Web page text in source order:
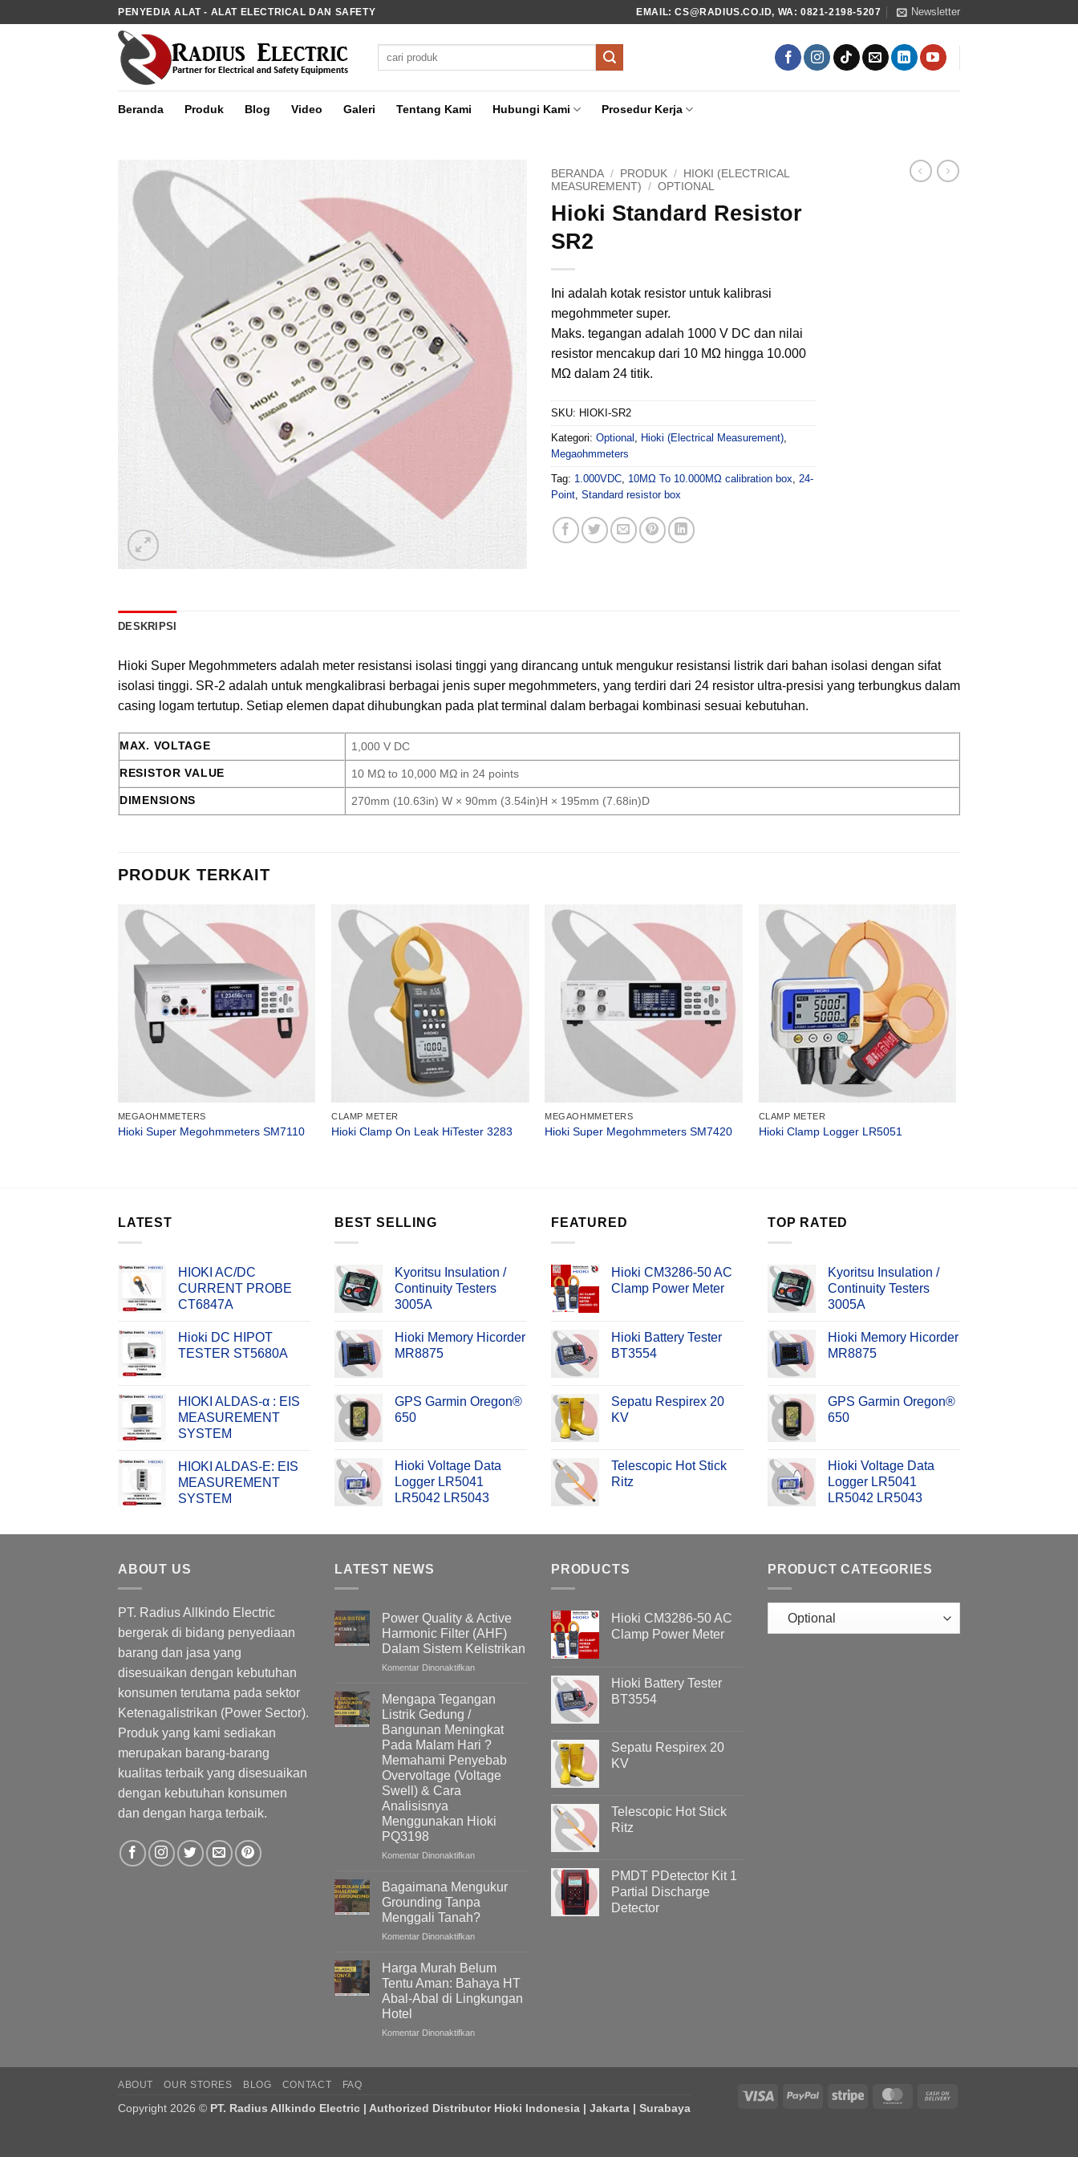
PENYEDIA ALAT - ALAT ELECTRICAL DAN SAFETY EMAIL: CS@RADIUS.CO.ID, WA: 0821-2198-5207 Newsletter
Pencarian
Beranda Produk Blog Video Galeri Tentang Kami Hubungi Kami Prosedur Kerja
BERANDA / PRODUK /
HIOKI (ELECTRICAL
MEASUREMENT)
/ OPTIONAL
Hioki Standard Resistor
SR2
Ini adalah kotak resistor untuk kalibrasi
megohmmeter super.
Maks. tegangan adalah 1000 V DC dan nilai
resistor mencakup dari 10 MΩ hingga 10.000
MΩ dalam 24 titik.
SKU: HIOKI-SR2
Kategori: Optional Hioki (Electrical Measurement)
Megaohmmeters
Tag: 1.000VDC 10MΩ To 10.000MΩ calibration box
24-
Point Standard resistor box
DESKRIPSI
Hioki Super Megohmmeters adalah meter resistansi isolasi tinggi yang dirancang untuk mengukur resistansi listrik dari bahan isolasi dengan sifat
isolasi tinggi. SR-2 adalah untuk mengkalibrasi berbagai jenis super megohmmeters, yang terdiri dari 24 resistor ultra-presisi yang terbungkus dalam
casing logam tertutup. Setiap elemen dapat dihubungkan pada plat terminal dalam berbagai kombinasi sesuai kebutuhan.
MAX. VOLTAGE 1,000 V DC
RESISTOR VALUE 10 MΩ to 10,000 MΩ in 24 points
DIMENSIONS 270mm (10.63in) W × 90mm (3.54in)H × 195mm (7.68in)D
PRODUK TERKAIT
MEGAOHMMETERS
Hioki Super Megohmmeters SM7110
CLAMP METER
Hioki Clamp On Leak HiTester 3283
MEGAOHMMETERS
Hioki Super Megohmmeters SM7420
CLAMP METER
Hioki Clamp Logger LR5051
LATEST
HIOKI AC/DC
CURRENT PROBE
CT6847A
Hioki DC HIPOT
TESTER ST5680A
HIOKI ALDAS-α : EIS
MEASUREMENT
SYSTEM
HIOKI ALDAS-E: EIS
MEASUREMENT
SYSTEM
BEST SELLING
Kyoritsu Insulation /
Continuity Testers
3005A
Hioki Memory Hicorder
MR8875
GPS Garmin Oregon®
650
Hioki Voltage Data
Logger LR5041
LR5042 LR5043
FEATURED
Hioki CM3286-50 AC
Clamp Power Meter
Hioki Battery Tester
BT3554
Sepatu Respirex 20
KV
Telescopic Hot Stick
Ritz
TOP RATED
Kyoritsu Insulation /
Continuity Testers
3005A
Hioki Memory Hicorder
MR8875
GPS Garmin Oregon®
650
Hioki Voltage Data
Logger LR5041
LR5042 LR5043
ABOUT US
PT. Radius Allkindo Electric
bergerak di bidang penyediaan
barang dan jasa yang
disesuaikan dengan kebutuhan
konsumen terutama pada sektor
Ketenagalistrikan (Power Sector).
Produk yang kami sediakan
merupakan barang-barang
kualitas terbaik yang disesuaikan
dengan kebutuhan konsumen
dan dengan harga terbaik.
LATEST NEWS
Power Quality & Active
Harmonic Filter (AHF)
Dalam Sistem Kelistrikan
Komentar Dinonaktifkanpada
&
Harmonic
Filter
(AHF)
Dalam
Mengapa Tegangan
Listrik Gedung /
Bangunan Meningkat
Pada Malam Hari ?
Memahami Penyebab
Overvoltage (Voltage
Swell) & Cara
Analisisnya
Menggunakan Hioki
PQ3198
Komentar Dinonaktifkanpada
Tegangan
Listrik
Gedung
/
Bangunan
Pada
Hari
?
Penyebab
Analisisnya
Bagaimana Mengukur
Grounding Tanpa
Menggali Tanah?
Komentar Dinonaktifkanpada
Mengukur
Grounding
Tanpa
Menggali
Harga Murah Belum
Tentu Aman: Bahaya HT
Abal-Abal di Lingkungan
Hotel
Komentar Dinonaktifkanpada
Bahaya
PRODUCTS
Hioki CM3286-50 AC
Clamp Power Meter
Hioki Battery Tester
BT3554
Sepatu Respirex 20
KV
Telescopic Hot Stick
Ritz
PMDT PDetector Kit 1
Partial Discharge
Detector
PRODUCT CATEGORIES
Visa PayPal Stripe MasterCard
ABOUT OUR STORES BLOG CONTACT FAQ
Copyright 2026 © PT. Radius Allkindo Electric | Authorized Distributor Hioki Indonesia | Jakarta | Surabaya